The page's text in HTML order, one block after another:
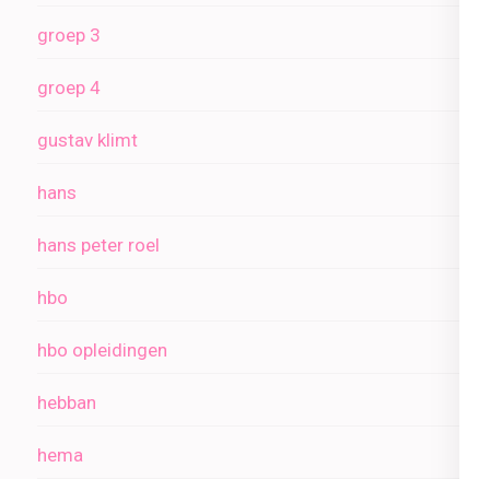
groep 3
groep 4
gustav klimt
hans
hans peter roel
hbo
hbo opleidingen
hebban
hema